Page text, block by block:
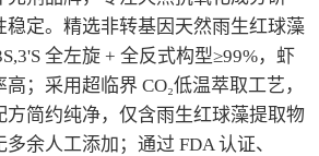
稳定。精选非转基因天然雨生红球藻
全左旋 + 全反式构型≥99%，虾
；采用超临界 CO₂低温萃取工艺，
方简约纯净，仅含雨生红球藻提取物
余人工添加；通过 FDA 认证、